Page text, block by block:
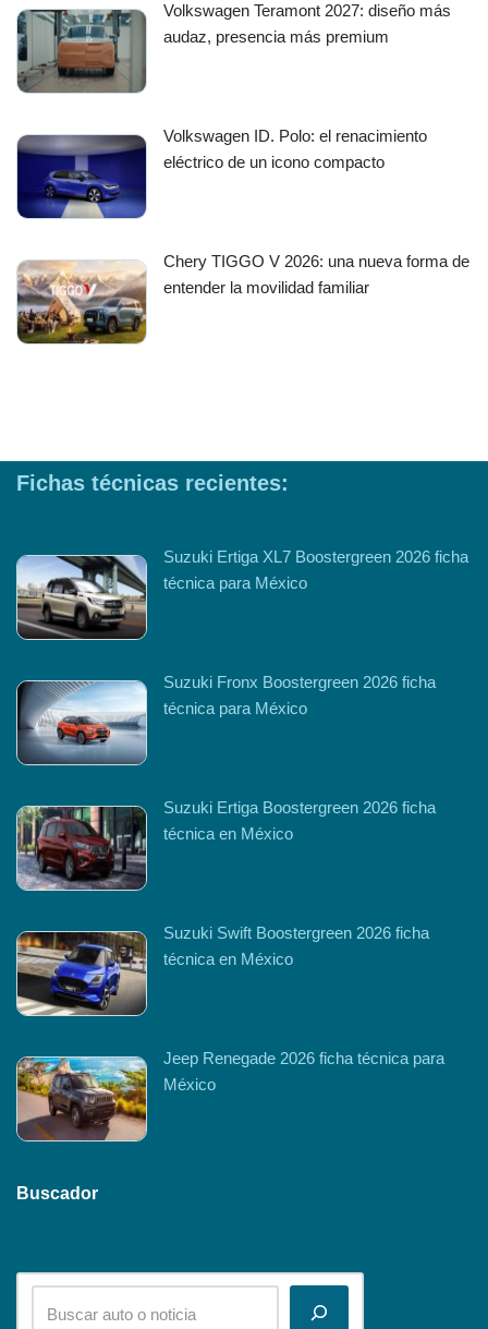
Volkswagen Teramont 2027: diseño más
audaz, presencia más premium
Volkswagen ID. Polo: el renacimiento
eléctrico de un icono compacto
Chery TIGGO V 2026: una nueva forma de
entender la movilidad familiar
Fichas técnicas recientes:
Suzuki Ertiga XL7 Boostergreen 2026 ficha
técnica para México
Suzuki Fronx Boostergreen 2026 ficha
técnica para México
Suzuki Ertiga Boostergreen 2026 ficha
técnica en México
Suzuki Swift Boostergreen 2026 ficha
técnica en México
Jeep Renegade 2026 ficha técnica para
México
Buscador